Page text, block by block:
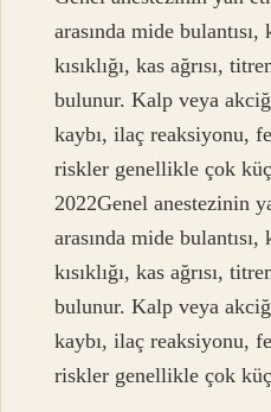
arasında mide bulantısı,
kısıklığı, kas ağrısı,
bulunur. Kalp veya
kaybı, ilaç reaksiyonu,
riskler genellikle çok
2022Genel anestezinin
arasında mide bulantısı,
kısıklığı, kas ağrısı,
bulunur. Kalp veya
kaybı, ilaç reaksiyonu,
riskler genellikle çok